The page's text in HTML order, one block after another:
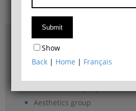
Access & maps
Philosophy Department Library
Aesthetics group
Show
Back | Home | Français